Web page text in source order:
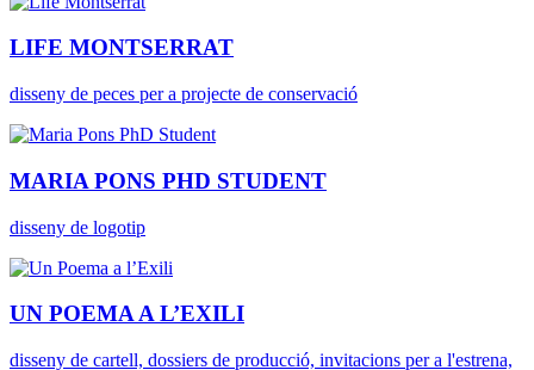
LIFE MONTSERRAT
disseny de peces per a projecte de conservació
MARIA PONS PHD STUDENT
disseny de logotip
UN POEMA A L’EXILI
disseny de cartell, dossiers de producció, invitacions per a l'estrena,